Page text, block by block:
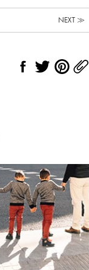
NEXT ≫